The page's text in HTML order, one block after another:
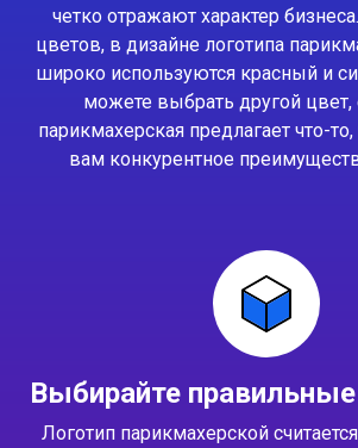
четко отражают характер
цветов, в дизайне логотипа
широко используются красный и
можете выбрать другой
парикмахерская предлагает что-
вам конкурентное
Выбирайте
Логотип парикмахерской